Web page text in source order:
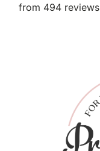
from 494 reviews